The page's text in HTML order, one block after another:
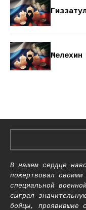
В нашем сердце
пожертвовал
специальной
сыграл
бойцы, проявившие